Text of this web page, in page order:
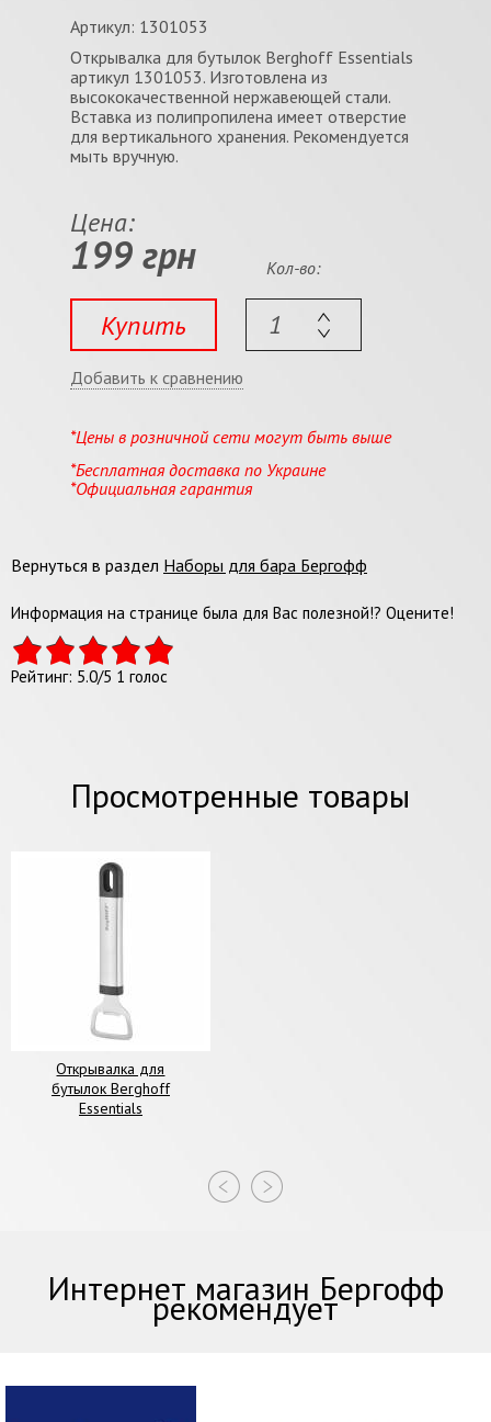
Артикул: 1301053
Открывалка для бутылок Berghoff Essentials
артикул 1301053. Изготовлена из
высококачественной нержавеющей стали.
Вставка из полипропилена имеет отверстие
для вертикального хранения. Рекомендуется
мыть вручную.
Цена:
199 грн
Купить
Кол-во:
Добавить к сравнению
*Цены в розничной сети могут быть выше
*Бесплатная доставка по Украине
*Официальная гарантия
Вернуться в раздел Наборы для бара Бергофф
Информация на странице была для Вас полезной!? Оцените!
Рейтинг: 5.0/5 1 голос
Просмотренные товары
Открывалка для
бутылок Berghoff
Essentials
Интернет магазин Бергофф
рекомендует